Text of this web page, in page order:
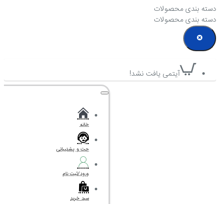
دسته بندی محصولات
دسته بندی محصولات
آیتمی یافت نشد!
خانه
چت و پشتیبانی
ورود/ثبت نام
سبد خرید